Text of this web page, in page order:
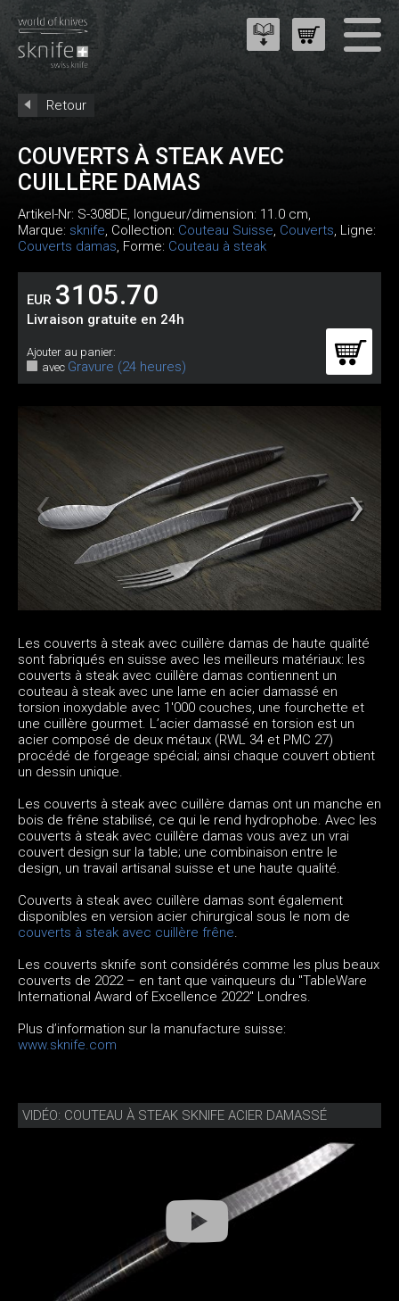
Retour
COUVERTS À STEAK AVEC
CUILLÈRE DAMAS
Artikel-Nr: S-308DE, longueur/dimension: 11.0 cm,
Marque: sknife, Collection: Couteau Suisse, Couverts, Ligne:
Couverts damas, Forme: Couteau à steak
EUR 3105.70
Livraison gratuite en 24h
Ajouter au panier:
avec Gravure (24 heures)
Les couverts à steak avec cuillère damas de haute qualité
sont fabriqués en suisse avec les meilleurs matériaux: les
couverts à steak avec cuillère damas contiennent un
couteau à steak avec une lame en acier damassé en
torsion inoxydable avec 1'000 couches, une fourchette et
une cuillère gourmet. L’acier damassé en torsion est un
acier composé de deux métaux (RWL 34 et PMC 27)
procédé de forgeage spécial; ainsi chaque couvert obtient
un dessin unique.
Les couverts à steak avec cuillère damas ont un manche en
bois de frêne stabilisé, ce qui le rend hydrophobe. Avec les
couverts à steak avec cuillère damas vous avez un vrai
couvert design sur la table; une combinaison entre le
design, un travail artisanal suisse et une haute qualité.
Couverts à steak avec cuillère damas sont également
disponibles en version acier chirurgical sous le nom de
couverts à steak avec cuillère frêne.
Les couverts sknife sont considérés comme les plus beaux
couverts de 2022 – en tant que vainqueurs du "TableWare
International Award of Excellence 2022" Londres.
Plus d’information sur la manufacture suisse:
www.sknife.com
VIDÉO: COUTEAU À STEAK SKNIFE ACIER DAMASSÉ